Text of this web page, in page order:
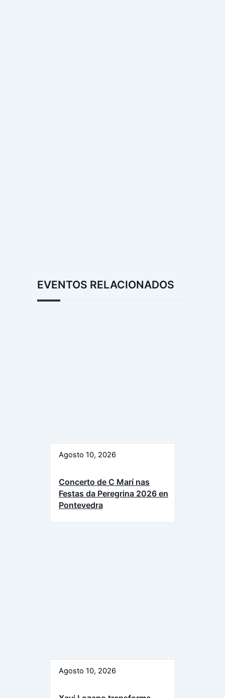
EVENTOS RELACIONADOS
Agosto 10, 2026
Concerto de C Marí nas
Festas da Peregrina 2026 en
Pontevedra
Agosto 10, 2026